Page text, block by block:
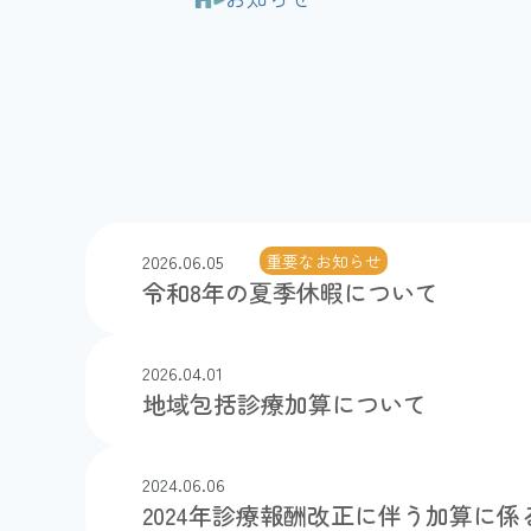
2026.06.05 重要なお知らせ
令和8年の夏季休暇について
2026.04.01
地域包括診療加算について
2024.06.06
2024年診療報酬改正に伴う加算に係